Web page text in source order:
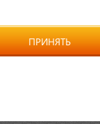
ПРИНЯТЬ